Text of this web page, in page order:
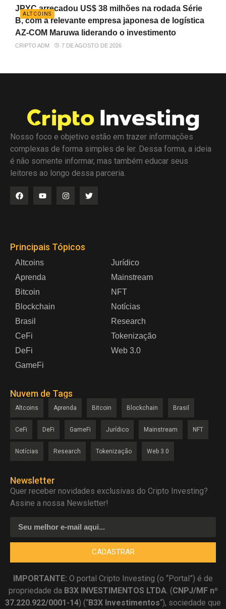
ALTCOINS
JPYC arrecadou US$ 38 milhões na rodada Série
B, com a relevante empresa japonesa de logística
AZ-COM Maruwa liderando o investimento
CRIPTO ADM 7 DE AGOSTO DE 2026
Nosso foco e objetivo estão em trazer informações
complexas de forma simples de ler. Dessa forma, a ideia
é não somente informar, mas também educar seus
leitores ao longo dessa parceria.
Principais Tópicos
Altcoins
Aprenda
Bitcoin
Blockchain
Brasil
CeFi
DeFi
GameFi
Jurídico
Mainstream
NFT
Notícias
Research
Tokenização
Web 3.0
Nuvem de Tags
Altcoins Aprenda Bitcoin Blockchain Brasil
CeFi DeFi GameFi Jurídico Mainstream NFT
Notícias Research Tokenização Web 3.0
Newsletter
Quer receber novidades exclusivas do Cripto Investing?
Assine a nossa Newsletter!
CADASTRAR
IMPORTANTE: O portal Cripto Investing (o “Portal”) é de
propriedade da B3X INVESTIMENTOS LTDA. (CNPJ/MF nº
37.220.922/0001-14) (“B3X Investimentos“), sociedade que